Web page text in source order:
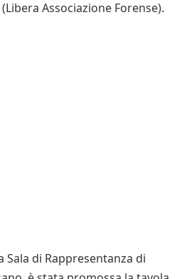
Associazione Forense).
di Rappresentanza di